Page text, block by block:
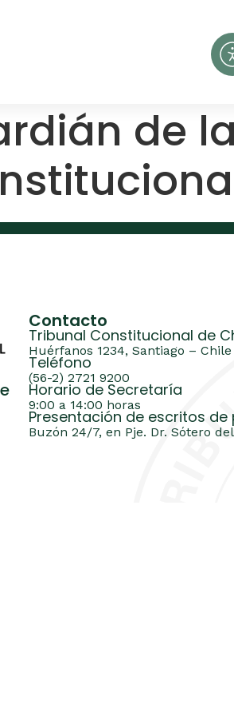
de
Contacto
Tribunal Constitucional de
Huérfanos 1234, Santiago – Chile
Teléfono
(56-2) 2721 9200
Horario de Secretaría
9:00 a 14:00 horas
Presentación de escritos de
Buzón 24/7, en Pje. Dr. Sótero